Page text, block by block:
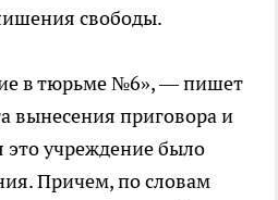
свободы.
в тюрьме №6», — пишет
вынесения приговора и
это учреждение было
Причем, по словам